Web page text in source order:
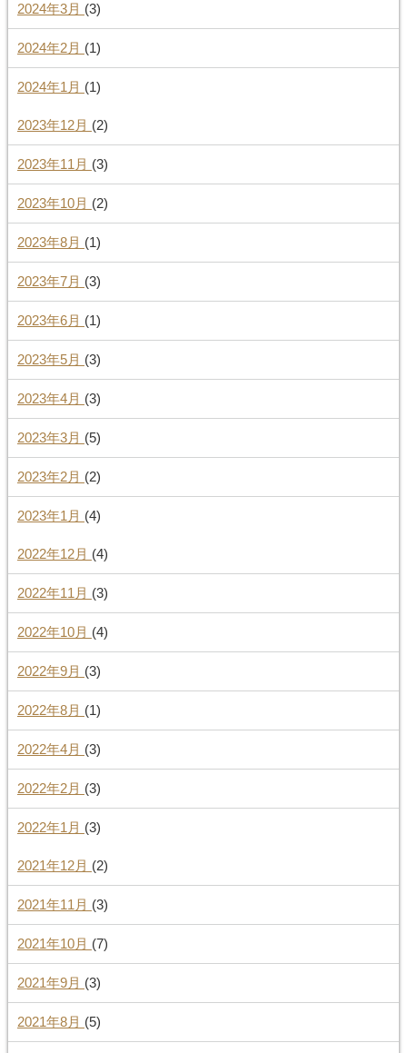
2024年3月 (3)
2024年2月 (1)
2024年1月 (1)
2023年12月 (2)
2023年11月 (3)
2023年10月 (2)
2023年8月 (1)
2023年7月 (3)
2023年6月 (1)
2023年5月 (3)
2023年4月 (3)
2023年3月 (5)
2023年2月 (2)
2023年1月 (4)
2022年12月 (4)
2022年11月 (3)
2022年10月 (4)
2022年9月 (3)
2022年8月 (1)
2022年4月 (3)
2022年2月 (3)
2022年1月 (3)
2021年12月 (2)
2021年11月 (3)
2021年10月 (7)
2021年9月 (3)
2021年8月 (5)